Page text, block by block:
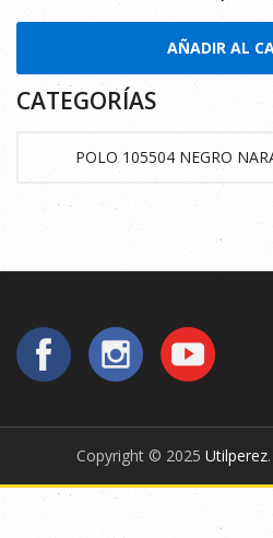
AÑADIR AL
CATEGORÍAS
Copyright © 2025 Utilperez